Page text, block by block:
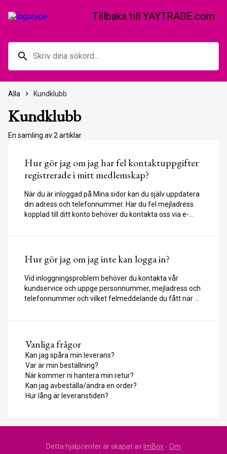
search
Tillbaka till YAYTRADE.com
Alla keyboard_arrow_right Kundklubb
Kundklubb
En samling av 2 artiklar
Hur gör jag om jag har fel kontaktuppgifter
registrerade i mitt medlemskap?
När du är inloggad på Mina sidor kan du själv uppdatera
din adress och telefonnummer. Har du fel mejladress
kopplad till ditt konto behöver du kontakta oss via e-
Hur gör jag om jag inte kan logga in?
Vid inloggningsproblem behöver du kontakta vår
kundservice och uppge personnummer, mejladress och
telefonnummer och vilket felmeddelande du fått när du
Vanliga frågor
Kan jag spåra min leverans?
Var är min beställning?
När kommer ni hantera min retur?
Kan jag avbeställa/ändra en order?
Hur lång är leveranstiden?
Detta hjälpcenter är skapat av ImBox - Om